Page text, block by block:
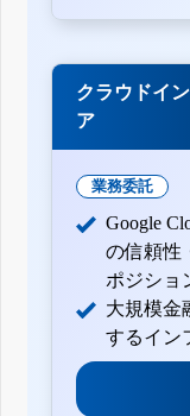
クラウドイ
ア
業務委託
Google
の信頼性
ポジショ
大規模金
するイン